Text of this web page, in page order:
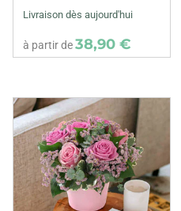
Livraison dès aujourd'hui
à partir de38,90 €